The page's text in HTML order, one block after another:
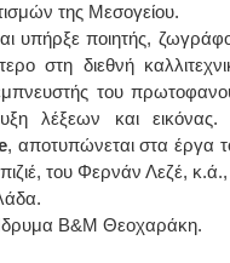
της Μεσογείου.
υπήρξε ποιητής,
στη διεθνή
του
λέξεων και
, αποτυπώνεται στα έργα
του Φερνάν Λεζέ, κ.ά.,
Ίδρυμα Β&Μ Θεοχαράκη.
Έλενα Μπούμπα
Στρατιωτικός Ιατρός
Διδ.Παν.Αθηνών
Διπλωματούχος Ευρ.Ακαδημίας
Πάρνηθας 95-97 Αχαρναί
2102467085 & 6938502258
email- elenboumpa@gmail.com